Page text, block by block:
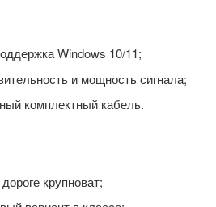
Windows 10/11;
и мощность сигнала;
комплектный кабель.
крупноват;